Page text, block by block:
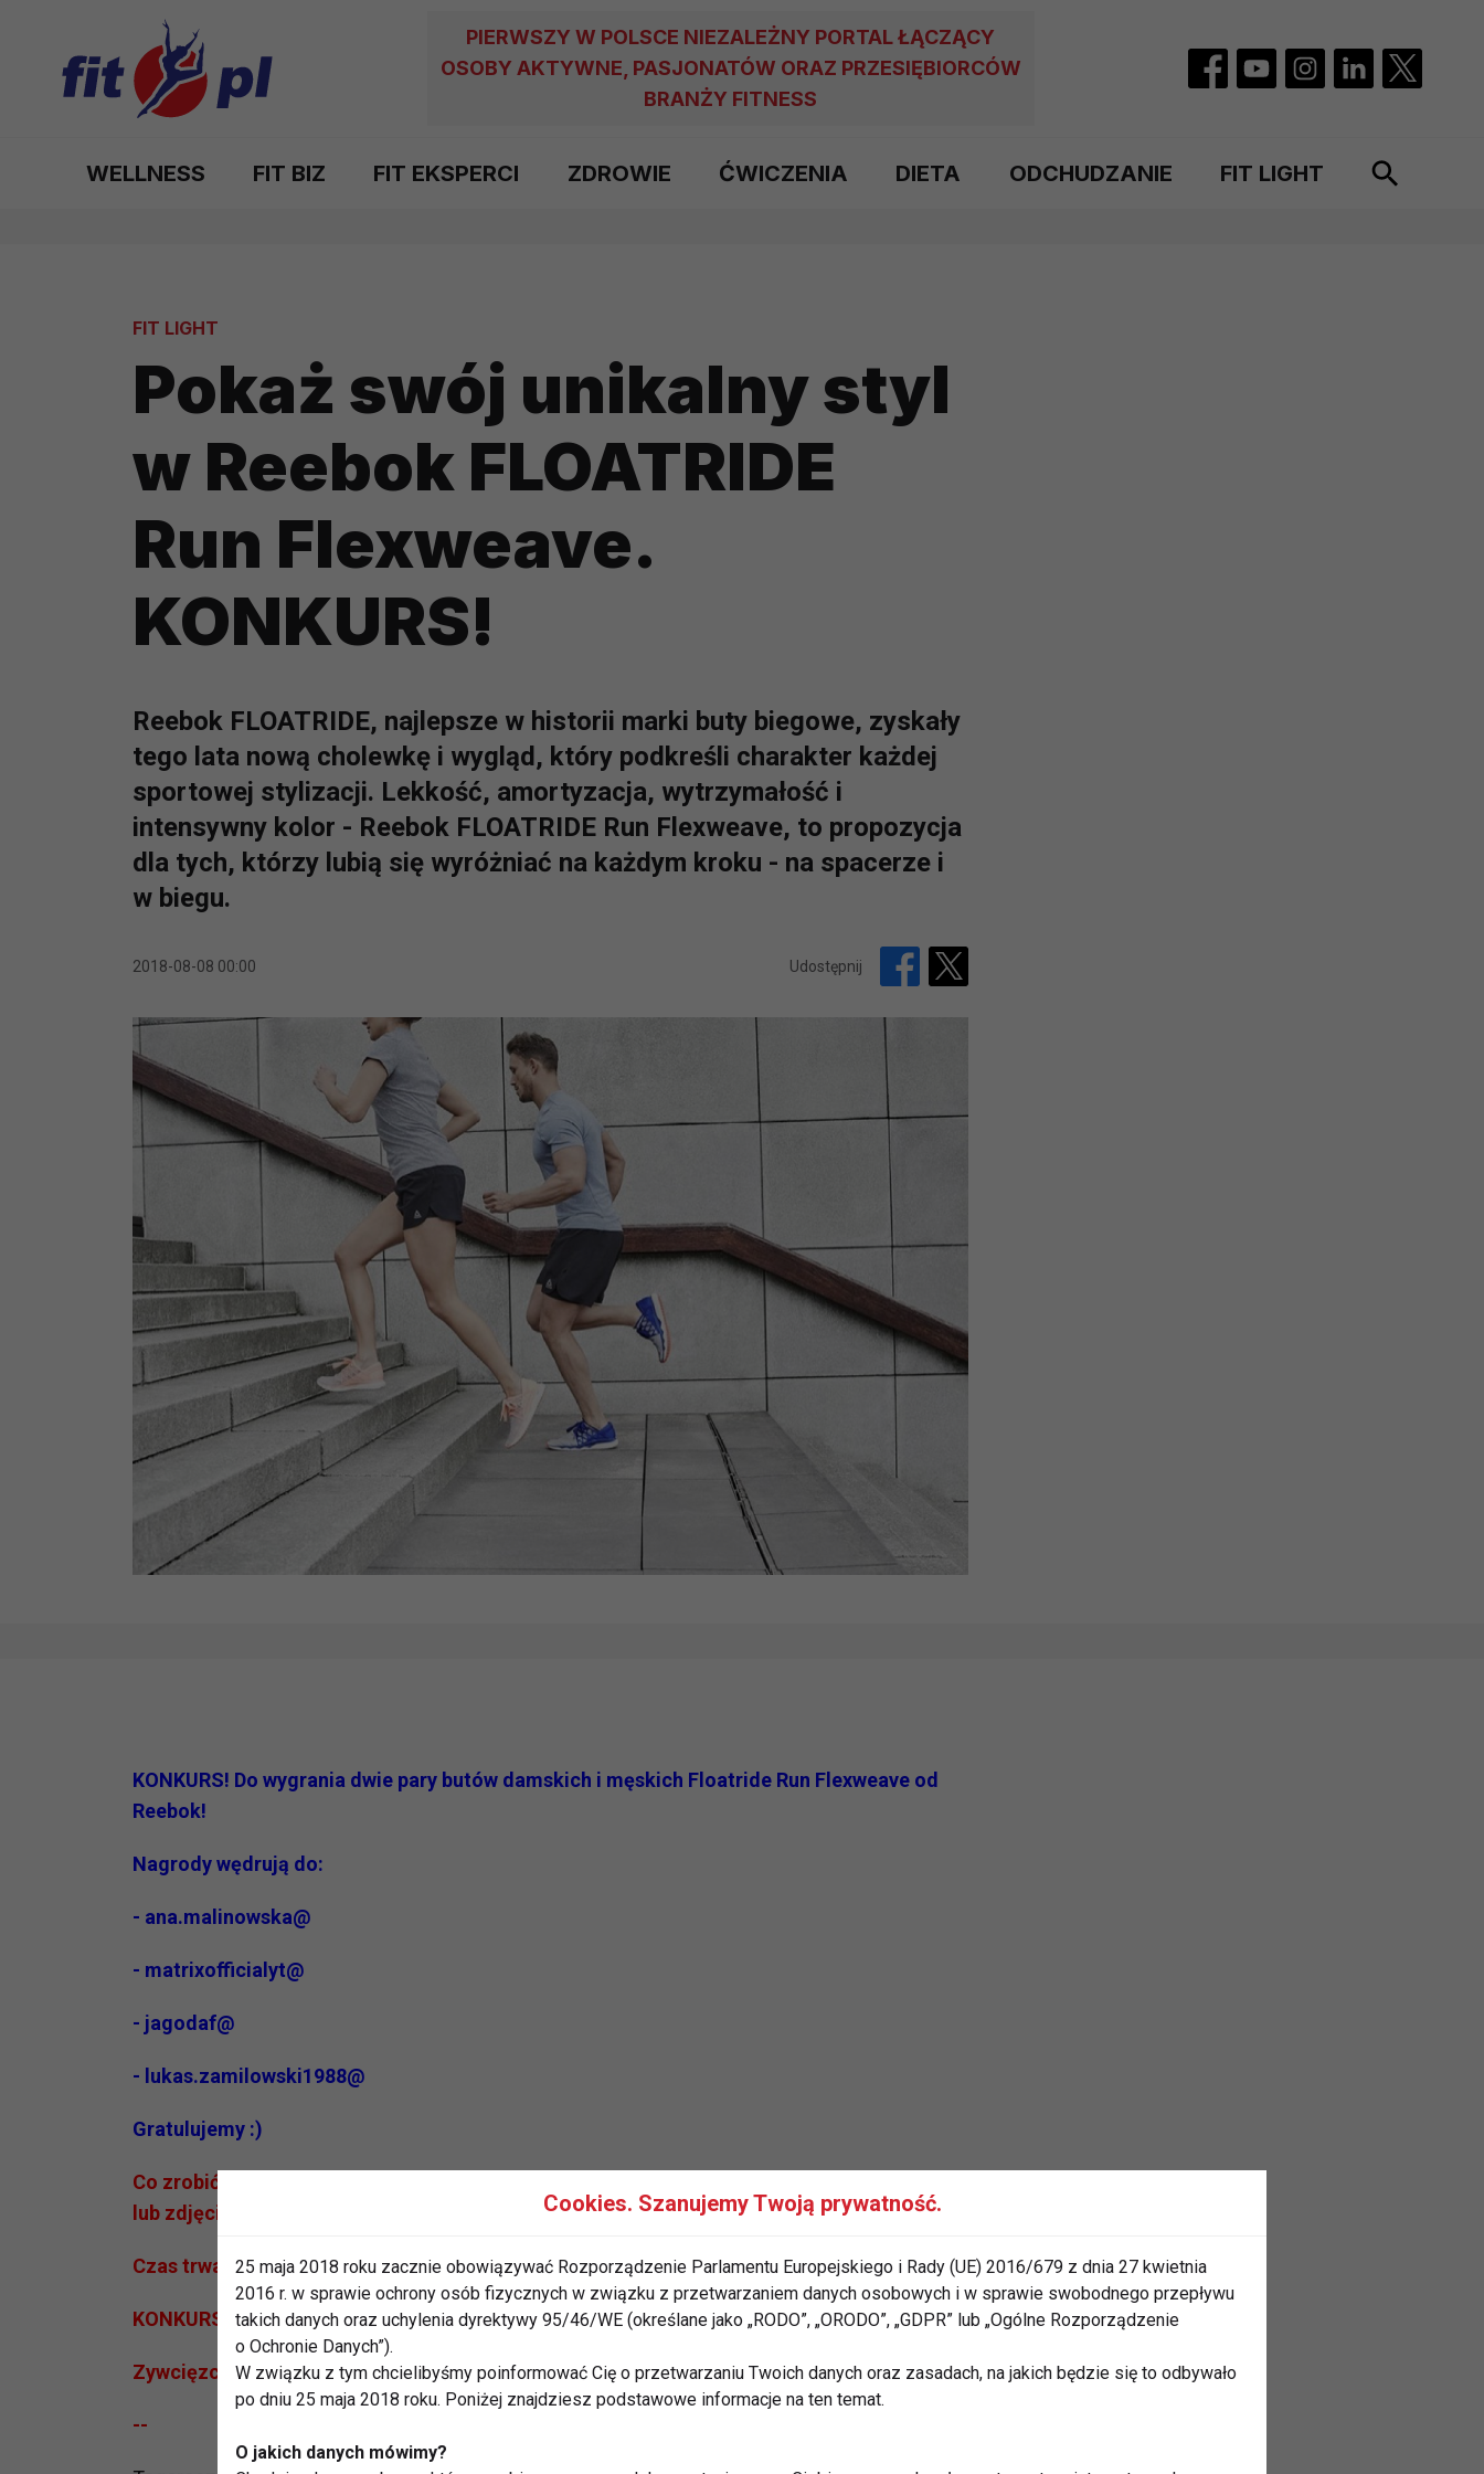
PIERWSZY W POLSCE NIEZALEŻNY PORTAL ŁĄCZĄCY
OSOBY AKTYWNE, PASJONATÓW ORAZ PRZESIĘBIORCÓW
BRANŻY FITNESS
WELLNESS FIT BIZ FIT EKSPERCI ZDROWIE ĆWICZENIA DIETA ODCHUDZANIE FIT LIGHT
FIT LIGHT
Pokaż swój unikalny styl
w Reebok FLOATRIDE
Run Flexweave.
KONKURS!
Reebok FLOATRIDE, najlepsze w historii marki buty biegowe, zyskały
tego lata nową cholewkę i wygląd, który podkreśli charakter każdej
sportowej stylizacji. Lekkość, amortyzacja, wytrzymałość i
intensywny kolor - Reebok FLOATRIDE Run Flexweave, to propozycja
dla tych, którzy lubią się wyróżniać na każdym kroku - na spacerze i
w biegu.
2018-08-08 00:00 Udostępnij
KONKURS! Do wygrania dwie pary butów damskich i męskich Floatride Run Flexweave od
Reebok!
Nagrody wędrują do:
- ana.malinowska@
- matrixofficialyt@
- jagodaf@
- lukas.zamilowski1988@
Gratulujemy :)
Co zrobić, żeby wygrać? Napisz, jak bieganie zmieniło Twoje życie (możesz przysłać filmik
lub zdjęcie). Odpowiedzi przysyłajcie na adres: konkurs@fit.pl, z dopiskiem Floatride
Czas trwania konkursu: 08.08.2018 - 15.08.2018
KONKURS ZAKOŃCZONY
Zywcięzcy zostali powiadomieni drogą mailową
--
Cookies. Szanujemy Twoją prywatność.
25 maja 2018 roku zacznie obowiązywać Rozporządzenie Parlamentu Europejskiego i Rady (UE) 2016/679 z dnia 27 kwietnia
2016 r. w sprawie ochrony osób fizycznych w związku z przetwarzaniem danych osobowych i w sprawie swobodnego przepływu
takich danych oraz uchylenia dyrektywy 95/46/WE (określane jako „RODO”, „ORODO”, „GDPR” lub „Ogólne Rozporządzenie
o Ochronie Danych”).
W związku z tym chcielibyśmy poinformować Cię o przetwarzaniu Twoich danych oraz zasadach, na jakich będzie się to odbywało
po dniu 25 maja 2018 roku. Poniżej znajdziesz podstawowe informacje na ten temat.
O jakich danych mówimy?